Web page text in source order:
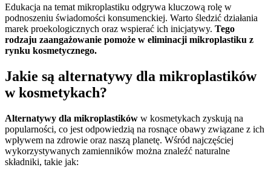
Edukacja na temat mikroplastiku odgrywa kluczową rolę w
podnoszeniu świadomości konsumenckiej. Warto śledzić działania
marek proekologicznych oraz wspierać ich inicjatywy. Tego
rodzaju zaangażowanie pomoże w eliminacji mikroplastiku z
rynku kosmetycznego.
Jakie są alternatywy dla mikroplastików
w kosmetykach?
Alternatywy dla mikroplastików w kosmetykach zyskują na
popularności, co jest odpowiedzią na rosnące obawy związane z ich
wpływem na zdrowie oraz naszą planetę. Wśród najczęściej
wykorzystywanych zamienników można znaleźć naturalne
składniki, takie jak: